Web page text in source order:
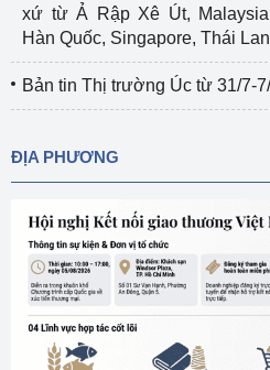
xứ từ Ả Rập Xê Út,
Hàn Quốc, Singapore, Thái
Bản tin Thị trường Úc từ 31/7-
ĐỊA PHƯƠNG